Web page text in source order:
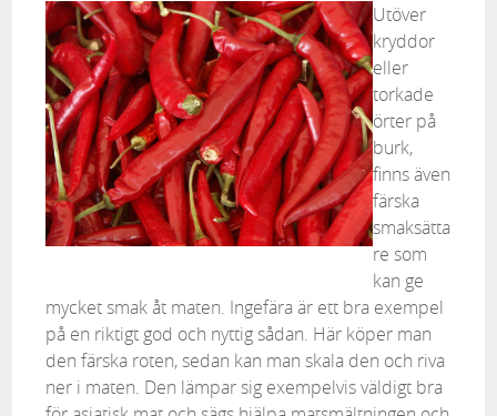
Utöver
kryddor
eller
torkade
örter på
burk,
finns även
färska
smaksätta
re som
kan ge
mycket smak åt maten. Ingefära är ett bra exempel
på en riktigt god och nyttig sådan. Här köper man
den färska roten, sedan kan man skala den och riva
ner i maten. Den lämpar sig exempelvis väldigt bra